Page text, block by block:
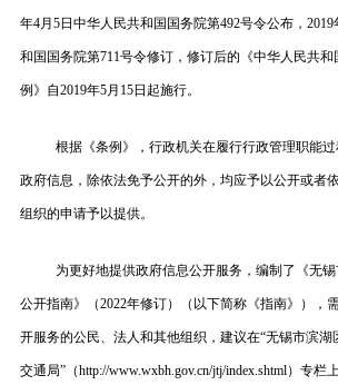
年4月5日中华人民共和国国务院第492号令公布，
和国国务院第711号令修订，修订后的《中华人民共和
例》自2019年5月15日起施行。
根据《条例》，行政机关在履行行政管理职能
政府信息，除依法免予公开的外，均应予以公开或者
组织的申请予以提供。
为更好地提供政府信息公开服务，编制了《无
公开指南》（2022年修订）（以下简称《指南》），
开服务的公民、法人和其他组织，建议在“无锡市滨湖
交通局”（http://www.wxbh.gov.cn/jtj/index.shtml）专栏